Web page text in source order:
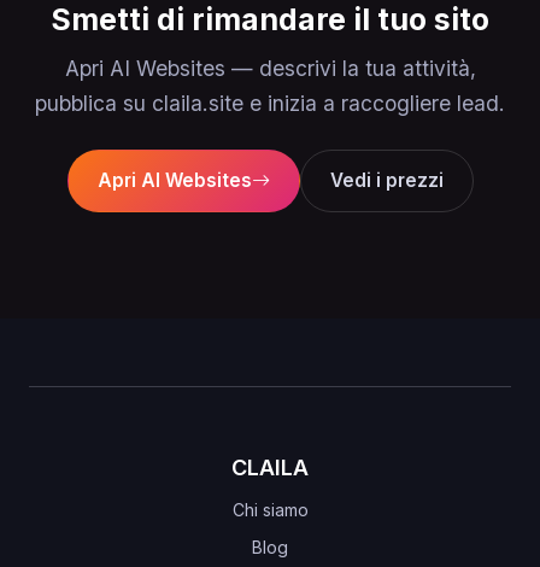
Smetti di rimandare il tuo sito
Apri AI Websites — descrivi la tua attività,
pubblica su claila.site e inizia a raccogliere lead.
Apri AI Websites Vedi i prezzi
CLAILA
Chi siamo
Blog